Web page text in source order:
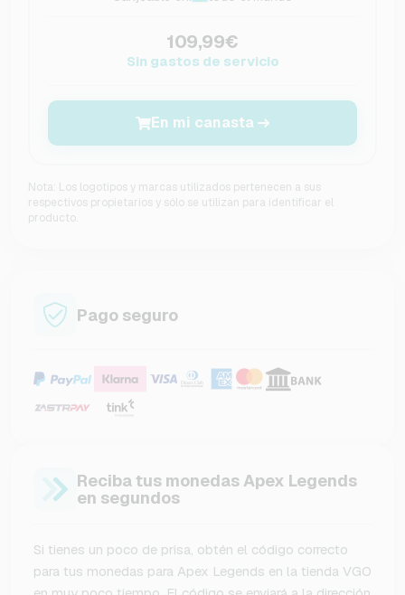
109,99€
Sin gastos de servicio
En mi canasta
Nota: Los logotipos y marcas utilizados pertenecen a sus
respectivos propietarios y sólo se utilizan para identificar el
producto.
Pago seguro
Reciba tus monedas Apex Legends
en segundos
Si tienes un poco de prisa, obtén el código correcto
para tus monedas para Apex Legends en la tienda VGO